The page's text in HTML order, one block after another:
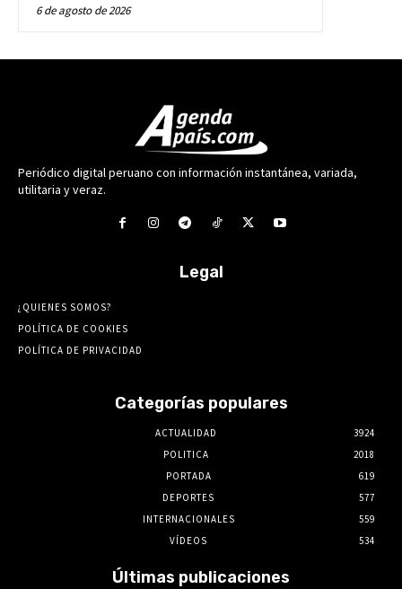
6 de agosto de 2026
Periódico digital peruano con información instantánea, variada,
utilitaria y veraz.
Legal
¿QUIENES SOMOS?
POLÍTICA DE COOKIES
POLÍTICA DE PRIVACIDAD
Categorías populares
ACTUALIDAD
3924
POLITICA
2018
PORTADA
619
DEPORTES
577
INTERNACIONALES
559
VÍDEOS
534
Últimas publicaciones